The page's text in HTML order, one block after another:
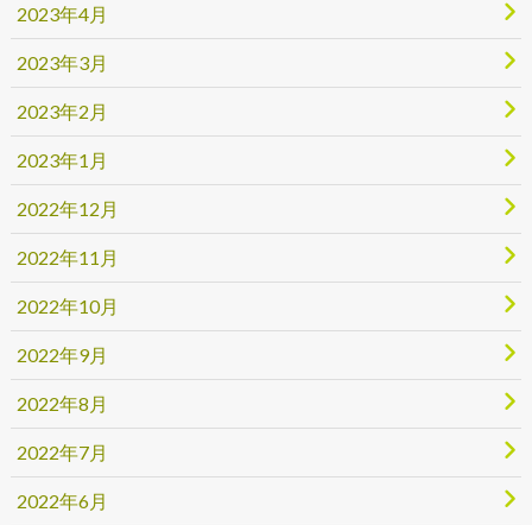
2023年4月
2023年3月
2023年2月
2023年1月
2022年12月
2022年11月
2022年10月
2022年9月
2022年8月
2022年7月
2022年6月